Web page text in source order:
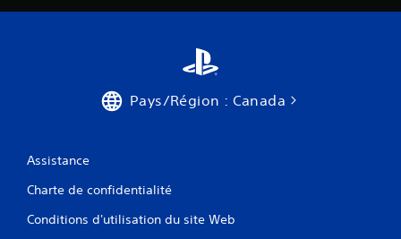
Pays/Région : Canada
Assistance
Charte de confidentialité
Conditions d'utilisation du site Web